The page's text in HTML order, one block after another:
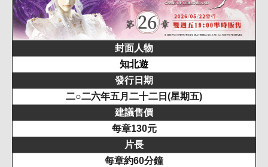
封面人物
知北遊
發行日期
二○二六年五月二十二日(星期五)
建議售價
每章130元
片長
每章約60分鐘